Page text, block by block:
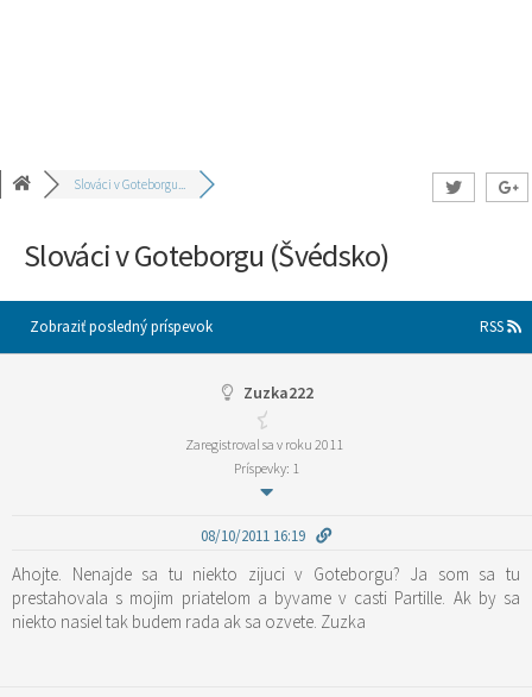
Slováci v Goteborgu...
Slováci v Goteborgu (Švédsko)
Zobraziť posledný príspevok RSS
Zuzka222
Zaregistroval sa v roku 2011
Príspevky: 1
08/10/2011 16:19
Ahojte. Nenajde sa tu niekto zijuci v Goteborgu? Ja som sa tu
prestahovala s mojim priatelom a byvame v casti Partille. Ak by sa
niekto nasiel tak budem rada ak sa ozvete. Zuzka